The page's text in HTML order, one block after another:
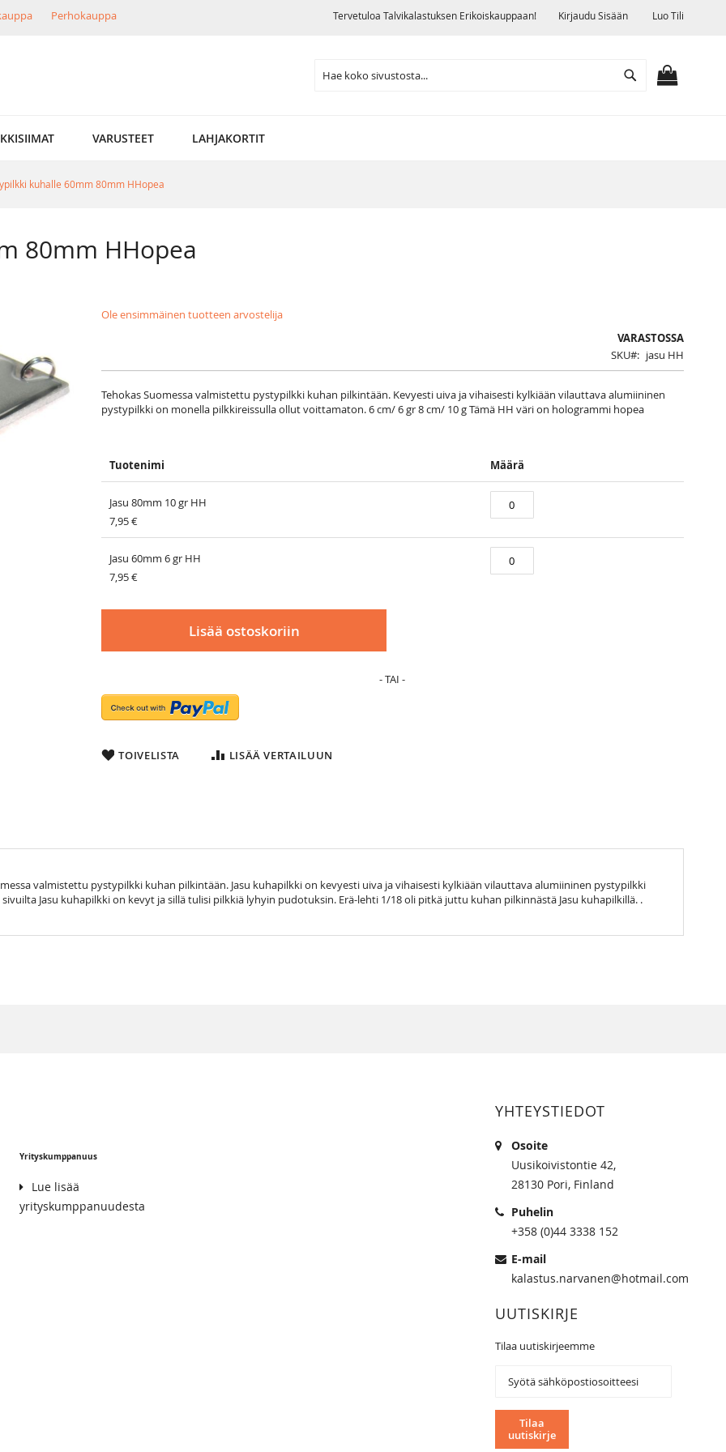
Tervetuloa Talvikalastuksen Erikoiskauppaan! Kirjaudu Sisään Luo Tili
Perhokauppa
Search
VARUSTEET LAHJAKORTIT
kuhalle 60mm 80mm HHopea
80mm HHopea
Ole ensimmäinen tuotteen arvostelija
VARASTOSSA
SKU
jasu HH
Tehokas Suomessa valmistettu pystypilkki kuhan pilkintään. Kevyesti uiva ja vihaisesti kylkiään vilauttava alumiininen
pystypilkki on monella pilkkireissulla ollut voittamaton. 6 cm/ 6 gr 8 cm/ 10 g Tämä HH väri on hologrammi hopea
product
items
Tuotenimi Määrä
Jasu 80mm 10 gr HH
7,95 €
Jasu 60mm 6 gr HH
7,95 €
Lisää ostoskoriin
TOIVELISTA LISÄÄ VERTAILUUN
valmistettu pystypilkki kuhan pilkintään. Jasu kuhapilkki on kevyesti uiva ja vihaisesti kylkiään vilauttava alumiininen pystypilkki
Jasu kuhapilkki on kevyt ja sillä tulisi pilkkiä lyhyin pudotuksin. Erä-lehti 1/18 oli pitkä juttu kuhan pilkinnästä Jasu kuhapilkillä. .
Yrityskumppanuus
Lue lisää
yrityskumppanuudesta
YHTEYSTIEDOT
Osoite
Uusikoivistontie 42,
28130 Pori, Finland
Puhelin
+358 (0)44 3338 152
E-mail
kalastus.narvanen@hotmail.com
UUTISKIRJE
Tilaa uutiskirjeemme
uutiskirjeemme:
Tilaa
uutiskirje